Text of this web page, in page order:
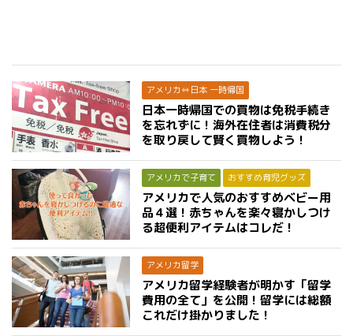
アメリカ⇔日本 一時帰国
日本一時帰国での買物は免税手続き
を忘れずに！海外在住者は消費税分
を取り戻して賢く買物しよう！
アメリカで子育て おすすめ育児グッズ
アメリカで人気のおすすめベビー用
品４選！赤ちゃんを楽々寝かしつけ
る超便利アイテムはコレだ！
アメリカ留学
アメリカ留学経験者が明かす「留学
費用の全て」を公開！留学には総額
これだけ掛かりました！